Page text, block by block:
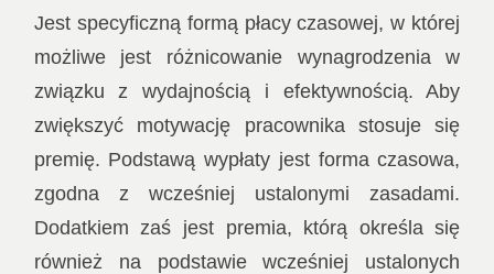
Jest specyficzną formą płacy czasowej, w której
możliwe jest różnicowanie wynagrodzenia w
związku z wydajnością i efektywnością. Aby
zwiększyć motywację pracownika stosuje się
premię. Podstawą wypłaty jest forma czasowa,
zgodna z wcześniej ustalonymi zasadami.
Dodatkiem zaś jest premia, którą określa się
również na podstawie wcześniej ustalonych